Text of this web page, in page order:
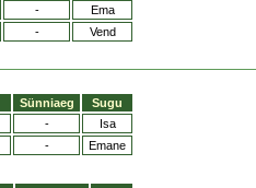
-
Ema
- Vend
Sünniaeg
Sugu
-
Isa
-
Emane